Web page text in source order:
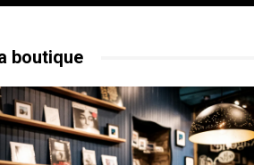
boutique